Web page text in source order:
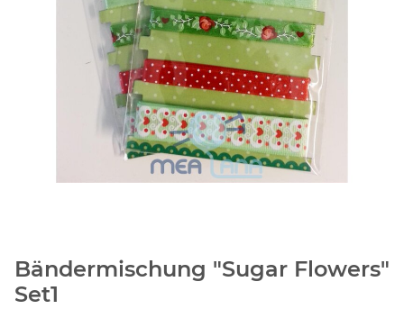
Bändermischung "Sugar Flowers"
Set1